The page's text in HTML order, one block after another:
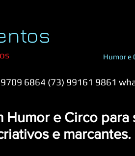
Humor e
6864 (73) 99161 9861
Humor e Circo
e marcantes.